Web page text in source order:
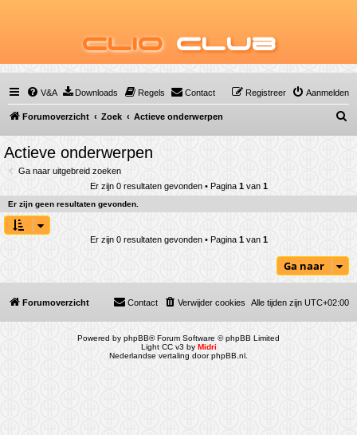
Clio Club
V&A Downloads Regels Contact Aanmelden
Registreer
Forumoverzicht Zoek Actieve onderwerpen
o
Actieve onderwerpen
Ga naar uitgebreid zoeken
Er zijn 0 resultaten gevonden • Pagina 1van 1
Er zijn geen resultaten gevonden.
Er zijn 0 resultaten gevonden • Pagina 1van 1
Ga naar
Forumoverzicht Alle tijden zijn UTC+02:00
Verwijder cookies
Contact
Powered by phpBB® Forum Software © phpBB Limited
Light CC v3 by Midri
Nederlandse vertaling doorphpBB.nl